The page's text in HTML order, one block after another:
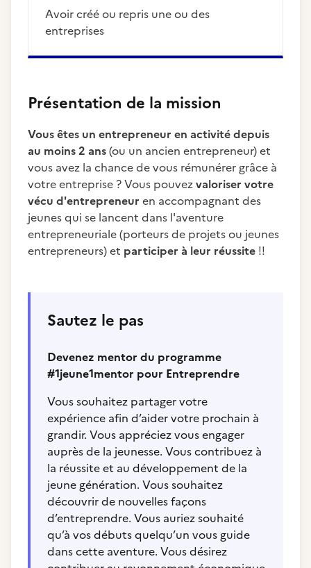
Avoir créé ou repris une ou des
entreprises
Présentation de la mission
Vous êtes un entrepreneur en activité depuis
au moins 2 ans(ou un ancien entrepreneur) et
vous avez la chance de vous rémunérer grâce à
votre entreprise ? Vous pouvezvaloriser votre
vécu d'entrepreneur en accompagnant des
jeunes qui se lancent dans l'aventure
entrepreneuriale (porteurs de projets ou jeunes
entrepreneurs) et participer à leur réussite !!
Sautez le pas
Devenez mentor du programme
#1jeune1mentor pour Entreprendre
Vous souhaitez partager votre
expérience afin d’aider votre prochain à
grandir. Vous appréciez vous engager
auprès de la jeunesse. Vous contribuez à
la réussite et au développement de la
jeune génération. Vous souhaitez
découvrir de nouvelles façons
d’entreprendre. Vous auriez souhaité
qu’à vos débuts quelqu’un vous guide
dans cette aventure. Vous désirez